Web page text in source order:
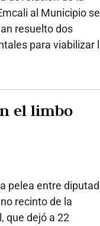
al Municipio se
resuelto dos
para viabilizar
en el limbo
pelea entre
recinto de la
que dejó a 22